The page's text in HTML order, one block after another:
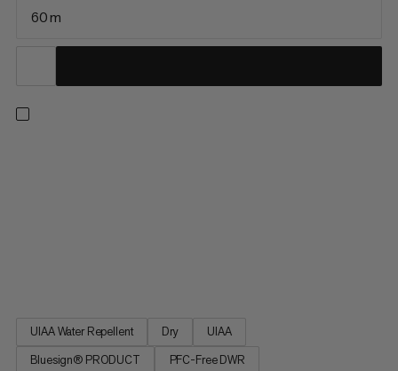
60 m
UIAA Water Repellent Dry
UIAA
Bluesign® PRODUCT
PFC-Free DWR